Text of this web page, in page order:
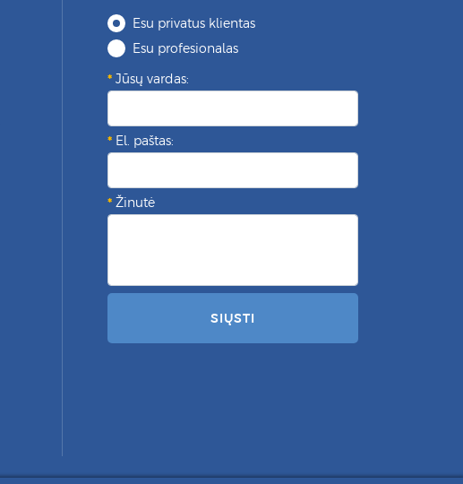
Esu privatus klientas
Esu profesionalas
Jūsų vardas:
El. paštas:
Žinutė
SIŲSTI